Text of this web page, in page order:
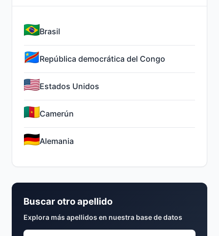
Brasil
República democrática del Congo
Estados Unidos
Camerún
Alemania
Buscar otro apellido
Explora más apellidos en nuestra base de datos